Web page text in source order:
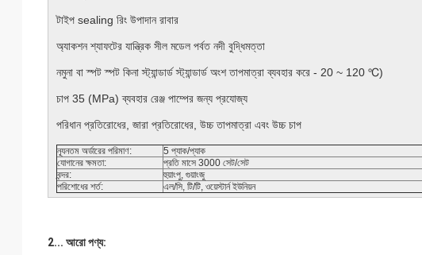
টাইপ sealing রিং উপাদান রাবার
অ্যাকশন শ্যাফটের যান্ত্রিক সীল মডেল পর্বত নদী বুদ্ধিমত্তা
নমুনা বা স্পট স্পট কিনা স্ট্যান্ডার্ড স্ট্যান্ডার্ড অংশ তাপমাত্রা ব্যবহার করে - 20 ~ 120 ℃)
চাপ 35 (MPa) ব্যবহার রেঞ্জ পাম্পের জন্য প্রযোজ্য
পরিধান প্রতিরোধের, জারা প্রতিরোধের, উচ্চ তাপমাত্রা এবং উচ্চ চাপ
ন্যূনতম অর্ডারের পরিমাণ:
5 প্যাক/প্যাক
যোগানের ক্ষমতা:
প্রতি মাসে 3000 সেট/সেট
বন্দর:
হুয়াংপু, গুয়াংজু
পরিশোধের শর্ত:
এল/সি, টি/টি, ওয়েস্টার্ন ইউনিয়ন
2... আরো পণ্য: